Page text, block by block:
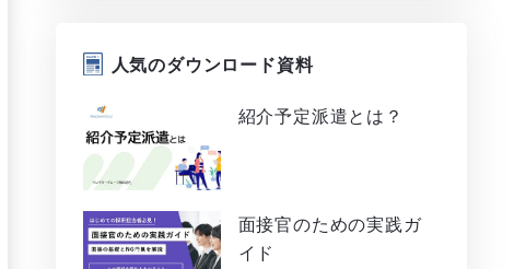
人気のダウンロード資料
紹介予定派遣とは？
面接官のための実践ガ
イド